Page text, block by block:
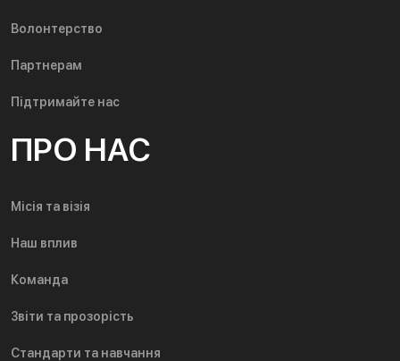
Волонтерство
Партнерам
Підтримайте нас
ПРО НАС
Місія та візія
Наш вплив
Команда
Звіти та прозорість
Стандарти та навчання